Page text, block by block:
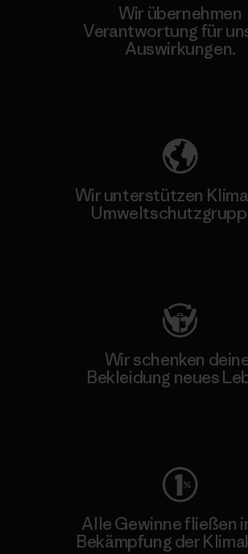
Wir übernehmen
Verantwortung für
Auswirkungen.
Wir unterstützen
Wir schenken
Bekleidung neues
Alle Gewinne fließen
Bekämpfung der